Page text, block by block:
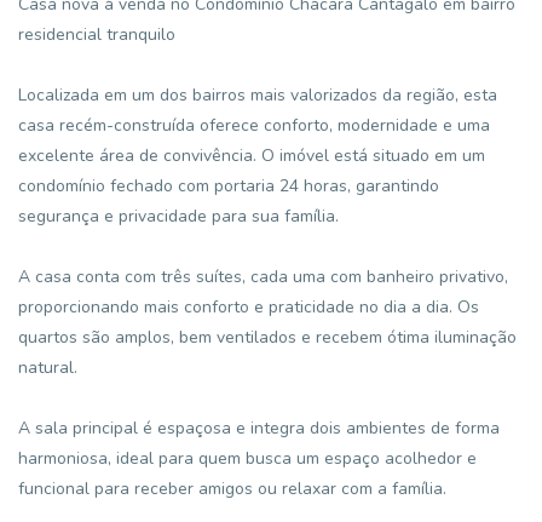
residencial tranquilo
Localizada em um dos bairros mais valorizados da região, esta
casa recém-construída oferece conforto, modernidade e uma
excelente área de convivência. O imóvel está situado em um
condomínio fechado com portaria 24 horas, garantindo
segurança e privacidade para sua família.
A casa conta com três suítes, cada uma com banheiro privativo,
proporcionando mais conforto e praticidade no dia a dia. Os
quartos são amplos, bem ventilados e recebem ótima iluminação
natural.
A sala principal é espaçosa e integra dois ambientes de forma
harmoniosa, ideal para quem busca um espaço acolhedor e
funcional para receber amigos ou relaxar com a família.